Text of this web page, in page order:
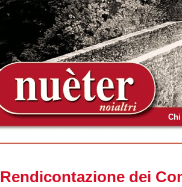
Rendicontazione dei